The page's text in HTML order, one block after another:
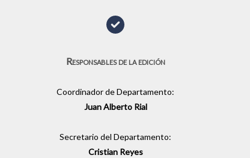
Responsables de la edición
Coordinador de Departamento:
Juan Alberto Rial
Secretario del Departamento:
Cristian Reyes